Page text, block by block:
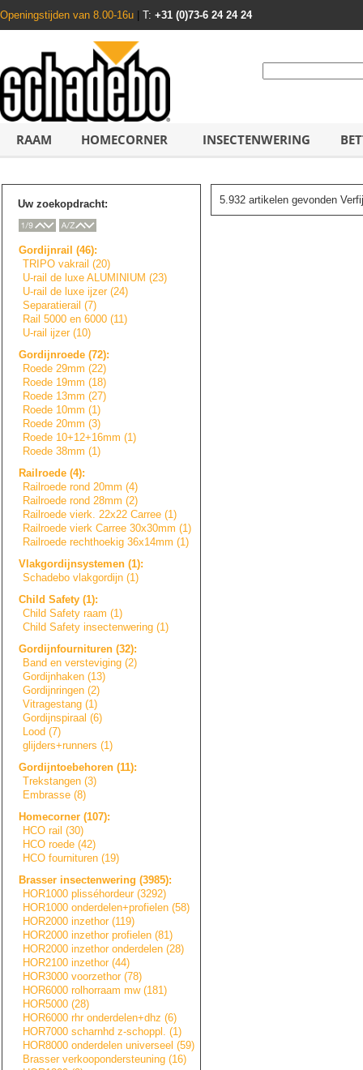
Openingstijden van 8.00-16u T: +31 (0)73-6 24 24 24
RAAM HOMECORNER INSECTENWERING
Uw zoekopdracht:
Gordijnrail (46):
TRIPO vakrail (20)
U-rail de luxe ALUMINIUM (23)
U-rail de luxe ijzer (24)
Separatierail (7)
Rail 5000 en 6000 (11)
U-rail ijzer (10)
Gordijnroede (72):
Roede 29mm (22)
Roede 19mm (18)
Roede 13mm (27)
Roede 10mm (1)
Roede 20mm (3)
Roede 10+12+16mm (1)
Roede 38mm (1)
Railroede (4):
Railroede rond 20mm (4)
Railroede rond 28mm (2)
Railroede vierk. 22x22 Carree (1)
Railroede vierk Carree 30x30mm (1)
Railroede rechthoekig 36x14mm (1)
Vlakgordijnsystemen (1):
Schadebo vlakgordijn (1)
Child Safety (1):
Child Safety raam (1)
Child Safety insectenwering (1)
Gordijnfournituren (32):
Band en versteviging (2)
Gordijnhaken (13)
Gordijnringen (2)
Vitragestang (1)
Gordijnspiraal (6)
Lood (7)
glijders+runners (1)
Gordijntoebehoren (11):
Trekstangen (3)
Embrasse (8)
Homecorner (107):
HCO rail (30)
HCO roede (42)
HCO fournituren (19)
Brasser insectenwering (3985):
HOR1000 plisséhordeur (3292)
HOR1000 onderdelen+profie en (58)
HOR2000 inzethor (119)
HOR2000 inzethor profielen (81)
HOR2000 inzethor onderdelen (28)
HOR2100 inzethor (44)
HOR3000 voorzethor (78)
HOR6000 rolhorraam mw (181)
HOR5000 (28)
HOR6000 rhr onderdelen+dhz (6)
HOR7000 scharnhd z-schoppl. (1)
HOR8000 onderdelen universeel (59)
Brasser verkoopondersteuning (16)
5.932 artikelen gevonden